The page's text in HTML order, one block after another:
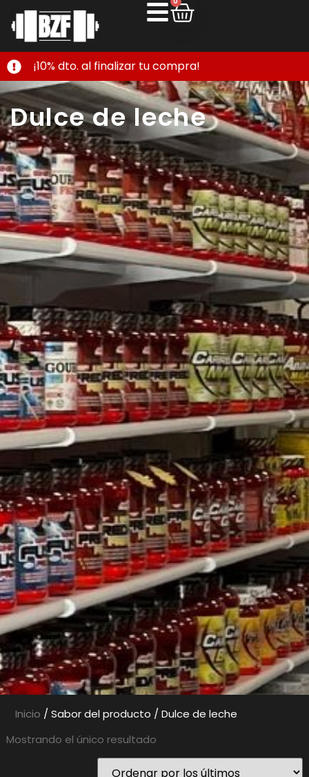
¡10% dto. al finalizar tu compra!
Dulce de leche
Inicio / Sabor del producto / Dulce de leche
Mostrando el único resultado